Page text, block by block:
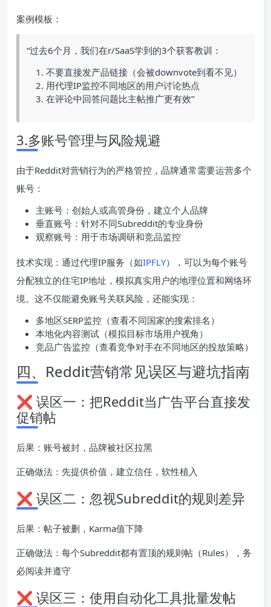
案例模板：
“过去6个月，我们在r/SaaS学到的3个获客教训：
不要直接发产品链接（会被downvote到看不见）
用代理IP监控不同地区的用户讨论热点
在评论中回答问题比主帖推广更有效”
3.多账号管理与风险规避
由于Reddit对营销行为的严格管控，品牌通常需要运营多个
账号：
主账号：创始人或高管身份，建立个人品牌
垂直账号：针对不同Subreddit的专业身份
观察账号：用于市场调研和竞品监控
技术实现：通过代理IP服务（如IPFLY），可以为每个账号
分配独立的住宅IP地址，模拟真实用户的地理位置和网络环
境。这不仅能避免账号关联风险，还能实现：
多地区SERP监控（查看不同国家的搜索排名）
本地化内容测试（模拟目标市场用户视角）
竞品广告监控（查看竞争对手在不同地区的投放策略）
四、Reddit营销常见误区与避坑指南
❌ 误区一：把Reddit当广告平台直接发
促销帖
后果：账号被封，品牌被社区拉黑
正确做法：先提供价值，建立信任，软性植入
❌ 误区二：忽视Subreddit的规则差异
后果：帖子被删，Karma值下降
正确做法：每个Subreddit都有置顶的规则帖（Rules），务
必阅读并遵守
❌ 误区三：使用自动化工具批量发帖